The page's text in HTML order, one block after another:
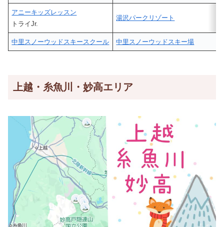
アニーキッズレッスン
トライJr.
湯沢パークリゾート
中里スノーウッドスキースクール 中里スノーウッドスキー場
上越・糸魚川・妙高エリア